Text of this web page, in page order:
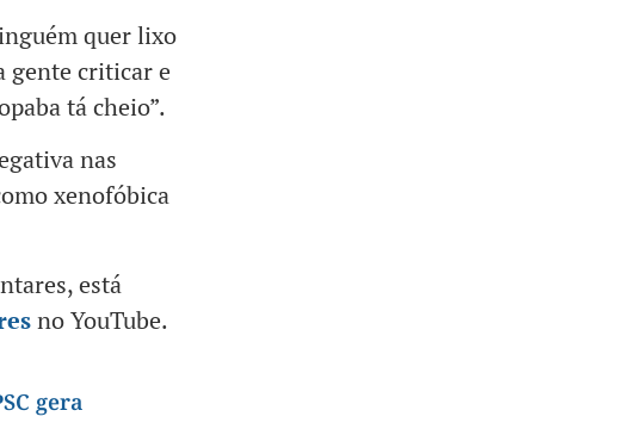
quer lixo
gente criticar e
tá cheio”.
nas
xenofóbica
está
no YouTube.
gera